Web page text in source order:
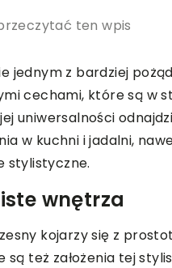
ten wpis
jednym z bardziej
cechami, które są w
uniwersalności
w kuchni i jadalni,
stylistyczne.
wnętrza
kojarzy się z
też założenia tej